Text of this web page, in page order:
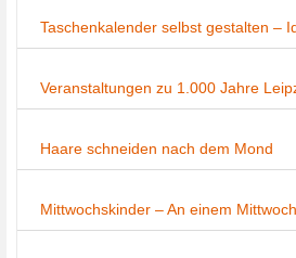
Taschenkalender selbst gestalten –
Veranstaltungen zu 1.000 Jahre
Haare schneiden nach dem Mond
Mittwochskinder – An einem